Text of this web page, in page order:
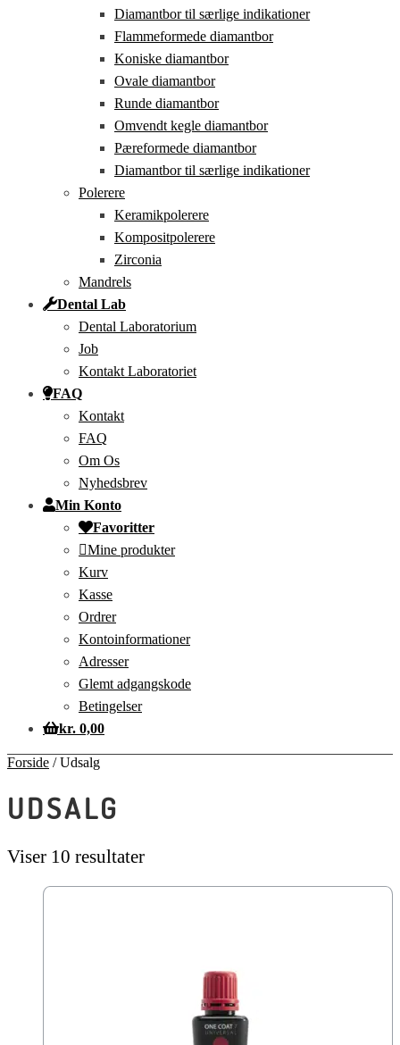
Diamantbor til særlige indikationer
Flammeformede diamantbor
Koniske diamantbor
Ovale diamantbor
Runde diamantbor
Omvendt kegle diamantbor
Pæreformede diamantbor
Diamantbor til særlige indikationer
Polerere
Keramikpolerere
Kompositpolerere
Zirconia
Mandrels
Dental Lab
Dental Laboratorium
Job
Kontakt Laboratoriet
FAQ
Kontakt
FAQ
Om Os
Nyhedsbrev
Min Konto
Favoritter
Mine produkter
Kurv
Kasse
Ordrer
Kontoinformationer
Adresser
Glemt adgangskode
Betingelser
kr. 0,00
Forside /Udsalg
UDSALG
Viser 10 resultater